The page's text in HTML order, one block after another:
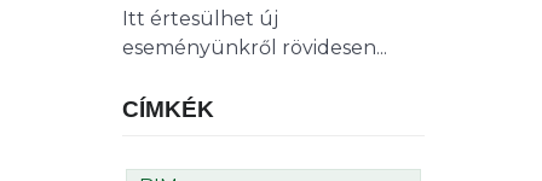
Itt értesülhet új
eseményünkről rövidesen...
CÍMKÉK